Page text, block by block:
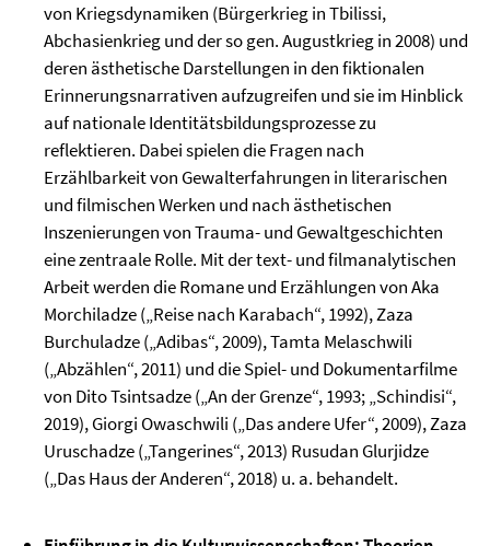
von Kriegsdynamiken (Bürgerkrieg in Tbilissi,
Abchasienkrieg und der so gen. Augustkrieg in 2008) und
deren ästhetische Darstellungen in den fiktionalen
Erinnerungsnarrativen aufzugreifen und sie im Hinblick
auf nationale Identitätsbildungsprozesse zu
reflektieren. Dabei spielen die Fragen nach
Erzählbarkeit von Gewalterfahrungen in literarischen
und filmischen Werken und nach ästhetischen
Inszenierungen von Trauma- und Gewaltgeschichten
eine zentraale Rolle. Mit der text- und filmanalytischen
Arbeit werden die Romane und Erzählungen von Aka
Morchiladze („Reise nach Karabach“, 1992), Zaza
Burchuladze („Adibas“, 2009), Tamta Melaschwili
(„Abzählen“, 2011) und die Spiel- und Dokumentarfilme
von Dito Tsintsadze („An der Grenze“, 1993; „Schindisi“,
2019), Giorgi Owaschwili („Das andere Ufer“, 2009), Zaza
Uruschadze („Tangerines“, 2013) Rusudan Glurjidze
(„Das Haus der Anderen“, 2018) u. a. behandelt.